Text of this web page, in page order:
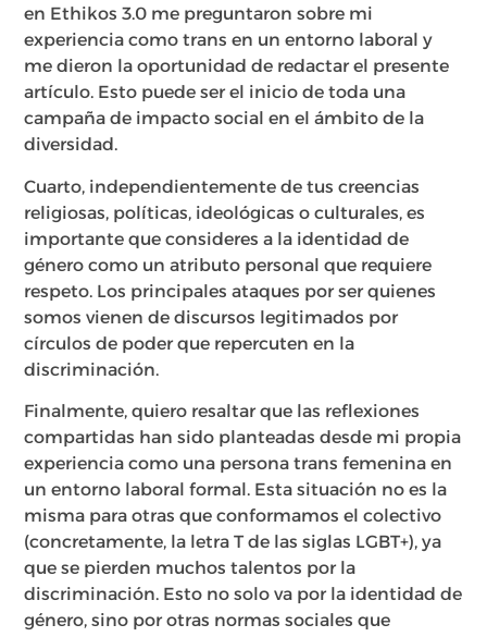
en Ethikos 3.0 me preguntaron sobre mi
experiencia como trans en un entorno laboral y
me dieron la oportunidad de redactar el presente
artículo. Esto puede ser el inicio de toda una
campaña de impacto social en el ámbito de la
diversidad.
Cuarto, independientemente de tus creencias
religiosas, políticas, ideológicas o culturales, es
importante que consideres a la identidad de
género como un atributo personal que requiere
respeto. Los principales ataques por ser quienes
somos vienen de discursos legitimados por
círculos de poder que repercuten en la
discriminación.
Finalmente, quiero resaltar que las reflexiones
compartidas han sido planteadas desde mi propia
experiencia como una persona trans femenina en
un entorno laboral formal. Esta situación no es la
misma para otras que conformamos el colectivo
(concretamente, la letra T de las siglas LGBT+), ya
que se pierden muchos talentos por la
discriminación. Esto no solo va por la identidad de
género, sino por otras normas sociales que